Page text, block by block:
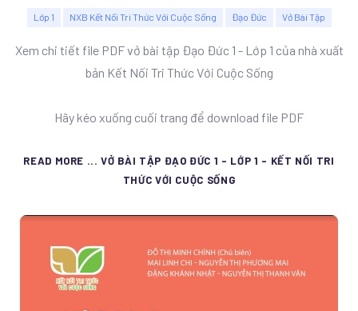
Lớp 1 NXB Kết Nối Tri Thức Với Cuộc Sống Đạo Đức Vở Bài Tập
Xem chi tiết file PDF vở bài tập Đạo Đức 1 - Lớp 1 của nhà xuất
bản Kết Nối Tri Thức Với Cuộc Sống
Hãy kéo xuống cuối trang để download file PDF
READ MORE ... VỞ BÀI TẬP ĐẠO ĐỨC 1 - LỚP 1 - KẾT NỐI TRI
THỨC VỚI CUỘC SỐNG